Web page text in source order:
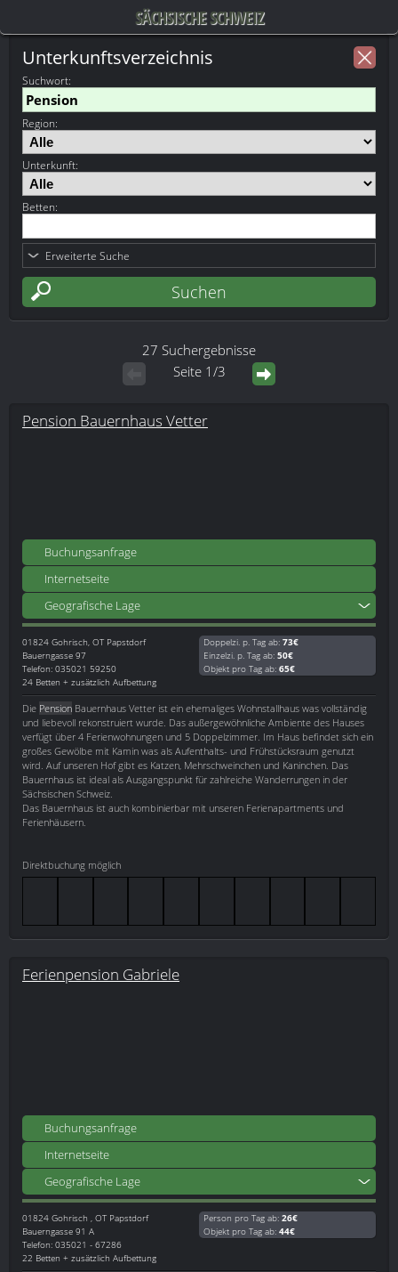
SÄCHSISCHE SCHWEIZ
Unterkunftsverzeichnis
Suchwort:
Region:
Unterkunft:
Betten:
Erweiterte Suche
27 Suchergebnisse
Seite 1/3
Pension Bauernhaus Vetter
Buchungsanfrage
Internetseite
Geografische Lage
01824 Gohrisch, OT Papstdorf
Bauerngasse 97
Telefon: 035021 59250
24 Betten + zusätzlich Aufbettung
Doppelzi. p. Tag ab: 73€
Einzelzi. p. Tag ab: 50€
Objekt pro Tag ab: 65€
Die Pension Bauernhaus Vetter ist ein ehemaliges Wohnstallhaus was vollständig
und liebevoll rekonstruiert wurde. Das außergewöhnliche Ambiente des Hauses
verfügt über 4 Ferienwohnungen und 5 Doppelzimmer. Im Haus befindet sich ein
großes Gewölbe mit Kamin was als Aufenthalts- und Frühstücksraum genutzt
wird. Auf unseren Hof gibt es Katzen, Mehrschweinchen und Kaninchen. Das
Bauernhaus ist ideal als Ausgangspunkt für zahlreiche Wanderrungen in der
Sächsischen Schweiz.
Das Bauernhaus ist auch kombinierbar mit unseren Ferienapartments und
Ferienhäusern.
Direktbuchung möglich
Ferienpension Gabriele
Buchungsanfrage
Internetseite
Geografische Lage
01824 Gohrisch , OT Papstdorf
Bauerngasse 91 A
Telefon: 035021 - 67286
22 Betten + zusätzlich Aufbettung
Person pro Tag ab: 26€
Objekt pro Tag ab: 44€